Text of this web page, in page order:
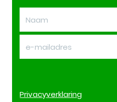
Privacyverklaring